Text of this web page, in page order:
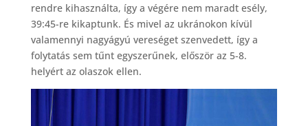
rendre kihasználta, így a végére nem maradt esély,
39:45-re kikaptunk. És mivel az ukránokon kívül
valamennyi nagyágyú vereséget szenvedett, így a
folytatás sem tűnt egyszerűnek, először az 5-8.
helyért az olaszok ellen.